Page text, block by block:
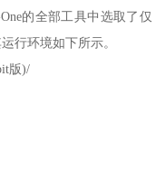
的全部工具中选取了仅
行环境如下所示。
版)/